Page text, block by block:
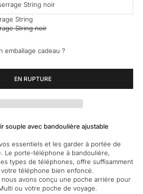
String noir
String
String noir
emballage cadeau ?
EN RUPTURE
souple avec bandoulière ajustable
essentiels et les garder à portée de
Le porte-téléphone à bandoulière,
types de téléphones, offre suffisamment
téléphone bien enfoncé.
avons conçu une poche arrière pour
ou votre poche de voyage.